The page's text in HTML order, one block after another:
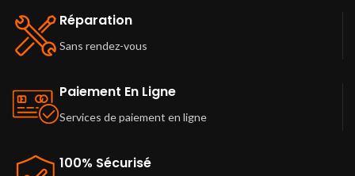
Réparation
Sans rendez-vous
Paiement En Ligne
Services de paiement en ligne
100% Sécurisé